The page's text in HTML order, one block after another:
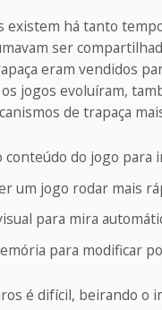
existem há tanto
ser
eram vendidos
jogos evoluíram,
de trapaça
conteúdo do jogo para
um jogo rodar mais
para mira
para modificar
é difícil, beirando o